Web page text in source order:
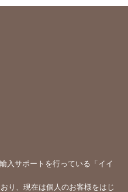
入サポートを行っている「イイ
り、現在は個人のお客様をはじ